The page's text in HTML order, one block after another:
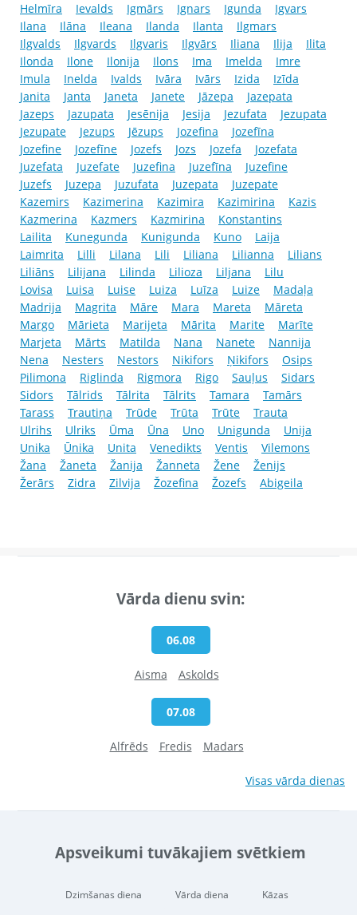
Helmīra
Ievalds Igmārs Ignars Igunda
Igvars
Ilana
Ilāna Ileana Ilanda Ilanta
Ilgmars
Ilgvalds
Ilgvards Ilgvaris Ilgvārs Iliana Ilija
Ilita
Ilonda
Ilone Ilonija Ilons Ima Imelda
Imre
Imula
Inelda Ivalds Ivāra Ivārs Izida
Izīda
Janita
Janta Janeta Janete Jāzepa
Jazepata
Jazeps
Jazupata Jesēnija Jesija Jezufata
Jezupata
Jezupate
Jezups Jēzups Jozefina
Jozefīna
Jozefine
Jozefīne Jozefs Jozs Jozefa
Jozefata
Juzefata
Juzefate Juzefina Juzefīna
Juzefine
Juzefs
Juzepa Juzufata Juzepata
Juzepate
Kazemirs
Kazimerina Kazimira Kazimirina
Kazis
Kazmerina
Kazmers Kazmirina
Konstantins
Lailita
Kunegunda Kunigunda Kuno
Laija
Laimrita
Lilli Lilana Lili Liliana Lilianna
Lilians
Liliāns
Lilijana Lilinda Lilioza Liljana
Lilu
Lovisa
Luisa Luise Luiza Luīza Luize
Madaļa
Madrija
Magrita Māre Mara Mareta
Māreta
Margo
Mārieta Marijeta Mārita Marite
Marīte
Marjeta
Mārts Matilda Nana Nanete
Nannija
Nena
Nesters Nestors Nikifors Ņikifors
Osips
Pilimona
Riglinda Rigmora Rigo Sauļus
Sidars
Sidors
Tālrids Tālrita Tālrits Tamara
Tamārs
Tarass
Trautiņa Trūde Trūta Trūte
Trauta
Ulrihs
Ulriks Ūma Ūna Uno Unigunda
Unija
Unika
Ūnika Unita Venedikts Ventis
Vilemons
Žana
Žaneta Žanija Žanneta Žene
Ženijs
Žerārs
Zidra Zilvija Žozefina Žozefs Abigeila
Vārda dienu svin:
06.08
Aisma Askolds
07.08
Alfrēds Fredis Madars
Visas vārda dienas
Apsveikumi tuvākajiem svētkiem
Dzimšanas diena Vārda diena Kāzas